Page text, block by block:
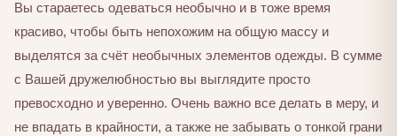
Вы стараетесь одеваться необычно и в тоже время
красиво, чтобы быть непохожим на общую массу и
выделятся за счёт необычных элементов одежды. В сумме
с Вашей дружелюбностью вы выглядите просто
превосходно и уверенно. Очень важно все делать в меру, и
не впадать в крайности, а также не забывать о тонкой грани